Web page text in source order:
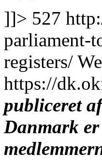
]]> 527
parliament-
registers/
https://
publiceret
Danmark